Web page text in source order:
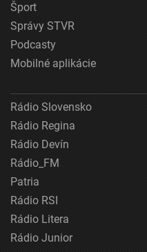
Šport
Správy STVR
Podcasty
Mobilné aplikácie
Rádio Slovensko
Rádio Regina
Rádio Devín
Rádio_FM
Patria
Rádio RSI
Rádio Litera
Rádio Junior